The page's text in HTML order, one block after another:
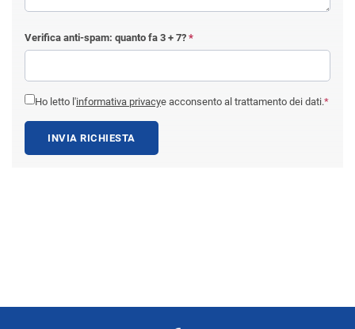
Verifica anti-spam: quanto fa 3 + 7? *
Ho letto l'informativa privacye acconsento al trattamento dei dati.*
INVIA RICHIESTA